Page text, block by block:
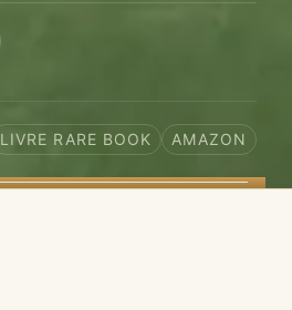
LIVRE RARE BOOK AMAZON